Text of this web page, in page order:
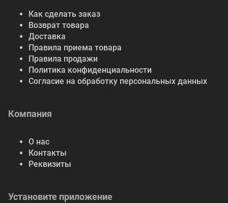
Как сделать заказ
Возврат товара
Доставка
Правила приема товара
Правила продажи
Политика конфиденциальности
Согласие на обработку персональных данных
Компания
О нас
Контакты
Реквизиты
Установите приложение